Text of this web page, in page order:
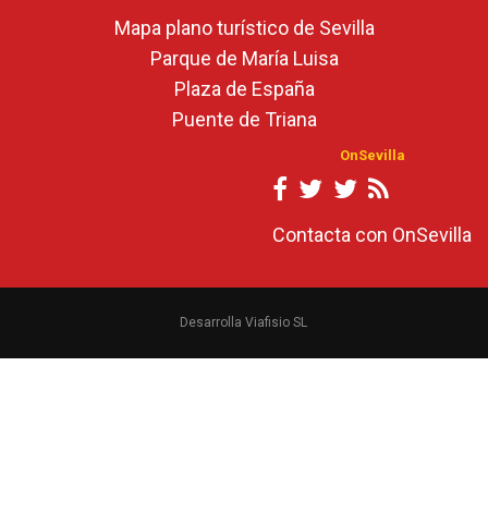
Mapa plano turístico de Sevilla
Parque de María Luisa
Plaza de España
Puente de Triana
OnSevilla
Contacta con OnSevilla
Desarrolla Viafisio SL